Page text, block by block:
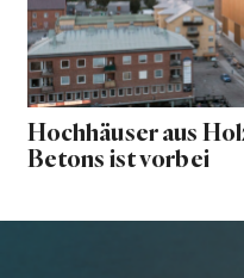
Hochhäuser aus
Betons ist vorbei